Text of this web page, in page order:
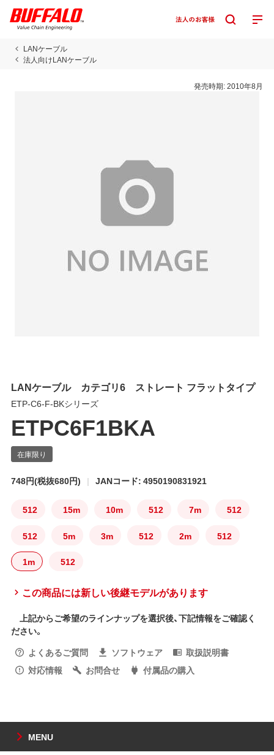
LANケーブル
法人向けLANケーブル
発売時期:2010年8月
LANケーブル カテゴリ6 ストレート フラットタイプ
ETP-C6-F-BKシリーズ
ETPC6F1BKA
748円(税抜680円) JANコード: 4950190831921
512 15m 10m 512 7m 512
512 5m 3m 512 2m 512
1m 512
この商品には新しい後継モデルがあります
上記からご希望のラインナップを選択後、下記情報をご確認く
ださい。
よくあるご質問
ソフトウェア
取扱説明書
対応情報
お問合せ 付属品の購入
MENU